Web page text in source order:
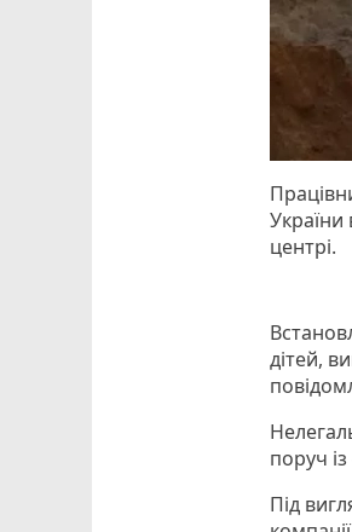
України
центрі.
дітей,
поруч
Під